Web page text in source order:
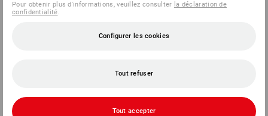
Pour obtenir plus d'informations, veuillez consulter la déclaration de
confidentialité.
Configurer les cookies
Tout refuser
Tout accepter